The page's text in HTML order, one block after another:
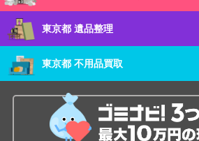
東京都 遺品整理
東京都 不用品買取